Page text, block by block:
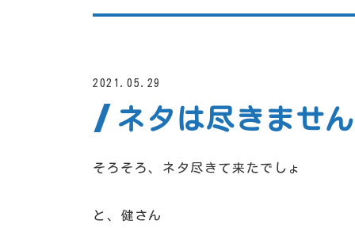
2021.05.29
ネタは尽きません
そろそろ、ネタ尽きて来たでしょ
と、健さん